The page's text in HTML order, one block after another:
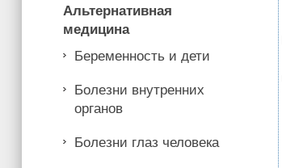
Альтернативная
медицина
Беременность и дети
Болезни внутренних
органов
Болезни глаз человека